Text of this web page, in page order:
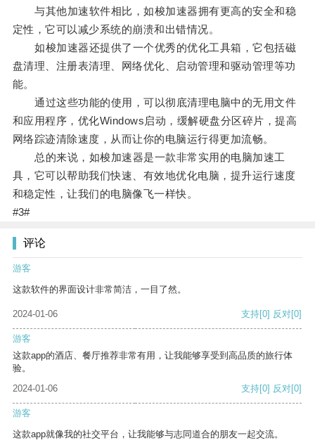
与其他加速软件相比，如梭加速器拥有更高的安全和稳
定性，它可以减少系统的崩溃和出错情况。
如梭加速器还提供了一个优秀的优化工具箱，它包括磁
盘清理、注册表清理、网络优化、启动管理和驱动管理等功
能。
通过这些功能的使用，可以彻底清理电脑中的无用文件
和应用程序，优化Windows启动，缓解硬盘分区碎片，提高
网络踪迹清除速度，从而让你的电脑运行得更加流畅。
总的来说，如梭加速器是一款非常实用的电脑加速工
具，它可以帮助我们快速、有效地优化电脑，提升运行速度
和稳定性，让我们的电脑像飞一样快。
#3#
评论
游客
这款软件的界面设计非常简洁，一目了然。
2024-01-06 支持[0] 反对[0]
游客
这款app的酒店、餐厅推荐非常有用，让我能够享受到高品质的旅行体
验。
2024-01-06
支持[0] 反对[0]
游客
这款app就像我的社交平台，让我能够与志同道合的朋友一起交流。